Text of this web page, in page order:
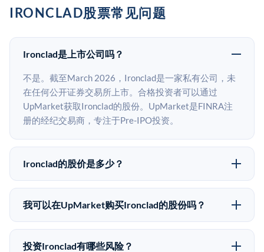
IRONCLAD股票常见问题
Ironclad是上市公司吗？
不是。截至March 2026，Ironclad是一家私有公司，未
在任何公开证券交易所上市。合格投资者可以通过
UpMarket获取Ironclad的股份。UpMarket是FINRA注
册的经纪交易商，专注于Pre-IPO投资。
Ironclad的股价是多少？
Ironclad没有公开股价，因为它是一家私有公司。最近的
已知股价来自其最近一轮融资。 二级市场上的Pre-IPO
不同。
我可以在UpMarket购买Ironclad的股份吗？
可以。合格投资者可以通过填写本页表单或在
upmarket.co创建账户来表达对Ironclad股份的投资意
投资Ironclad有哪些风险？